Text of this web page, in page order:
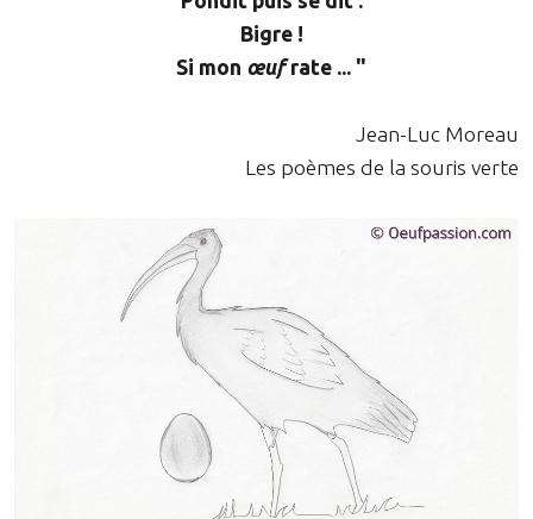
Bigre !
Si mon œufrate ... "
Jean-Luc Moreau
Les poèmes de la souris verte